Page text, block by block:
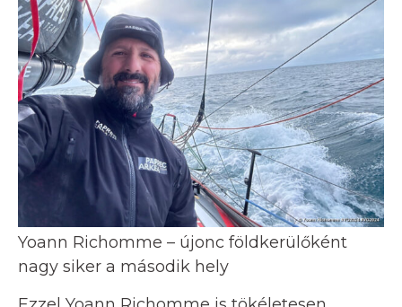
Yoann Richomme – újonc földkerülőként
nagy siker a második hely